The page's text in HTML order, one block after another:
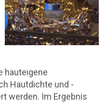
hauteigene
Hautdichte und -
werden. Im Ergebnis